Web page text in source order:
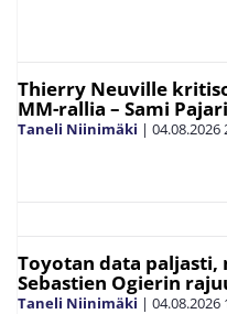
Thierry Neuville
MM-rallia – Sami
Taneli Niinimäki | 04.08.2026
Toyotan data paljasti,
Sebastien Ogierin
Taneli Niinimäki | 04.08.2026